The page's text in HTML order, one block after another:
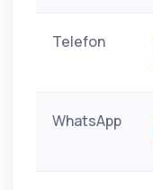
Telefon
WhatsApp